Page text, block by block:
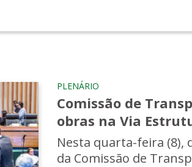
PLENÁRIO
Comissão de
obras na Via
Nesta quarta-feira (8),
da Comissão de